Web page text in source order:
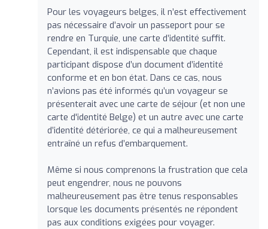
Pour les voyageurs belges, il n’est effectivement
pas nécessaire d’avoir un passeport pour se
rendre en Turquie, une carte d’identité suffit.
Cependant, il est indispensable que chaque
participant dispose d’un document d’identité
conforme et en bon état. Dans ce cas, nous
n’avions pas été informés qu’un voyageur se
présenterait avec une carte de séjour (et non une
carte d'identité Belge) et un autre avec une carte
d’identité détériorée, ce qui a malheureusement
entraîné un refus d’embarquement.
Même si nous comprenons la frustration que cela
peut engendrer, nous ne pouvons
malheureusement pas être tenus responsables
lorsque les documents présentés ne répondent
pas aux conditions exigées pour voyager.